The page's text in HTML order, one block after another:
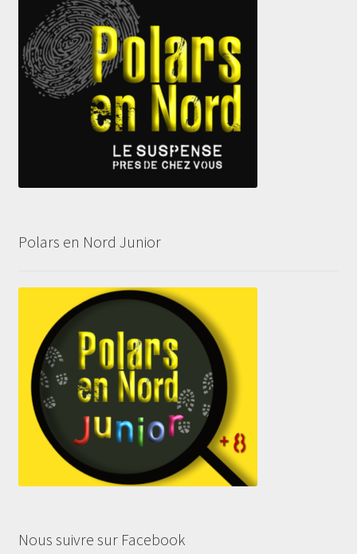
Polars en Nord Junior
Nous suivre sur Facebook